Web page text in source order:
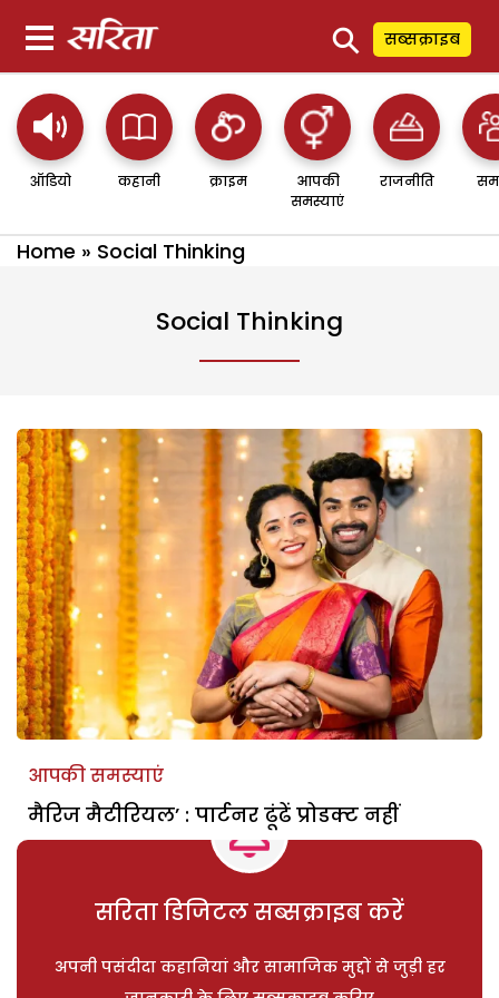
⚲ सब्सक्राइब
ऑडियो कहानी क्राइम
आपकी
समस्याएं
राजनीति
Home » Social Thinking
Social Thinking
आपकी समस्याएं
मैरिज मैटीरियल’ : पार्टनर ढूंढें प्रोडक्ट नहीं
सरिता डिजिटल सब्सक्राइब करें
अपनी पसंदीदा कहानियां और सामाजिक मुद्दों से जुड़ी हर